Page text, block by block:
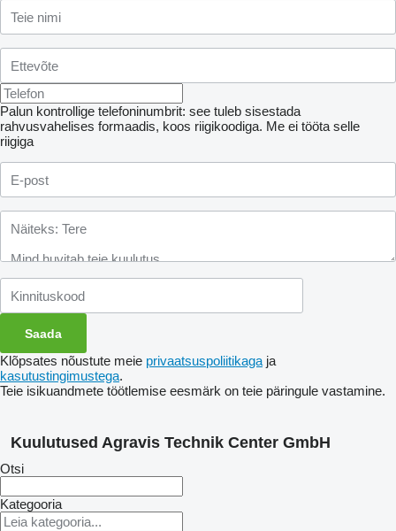
Palun kontrollige telefoninumbrit: see tuleb sisestada
rahvusvahelises formaadis, koos riigikoodiga. Me ei tööta selle
riigiga
Klõpsates nõustute meie privaatsuspoliitikaga ja
kasutustingimustega.
Teie isikuandmete töötlemise eesmärk on teie päringule vastamine.
Kuulutused Agravis Technik Center GmbH
Otsi
Kategooria